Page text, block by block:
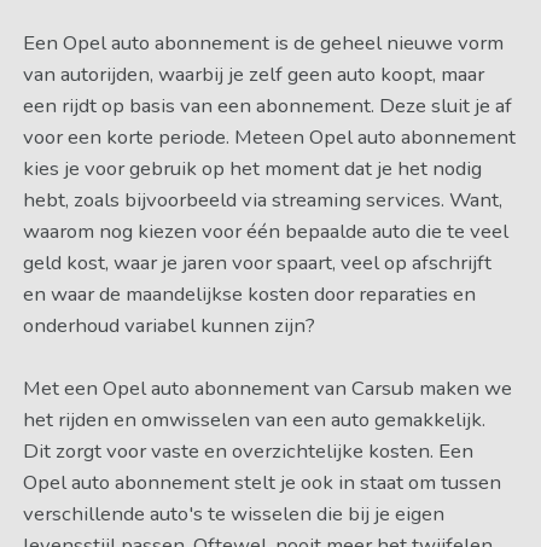
Een Opel auto abonnement is de geheel nieuwe vorm
van autorijden, waarbij je zelf geen auto koopt, maar
een rijdt op basis van een abonnement. Deze sluit je af
voor een korte periode. Meteen Opel auto abonnement
kies je voor gebruik op het moment dat je het nodig
hebt, zoals bijvoorbeeld via streaming services. Want,
waarom nog kiezen voor één bepaalde auto die te veel
geld kost, waar je jaren voor spaart, veel op afschrijft
en waar de maandelijkse kosten door reparaties en
onderhoud variabel kunnen zijn?
Met een Opel auto abonnement van Carsub maken we
het rijden en omwisselen van een auto gemakkelijk.
Dit zorgt voor vaste en overzichtelijke kosten. Een
Opel auto abonnement stelt je ook in staat om tussen
verschillende auto's te wisselen die bij je eigen